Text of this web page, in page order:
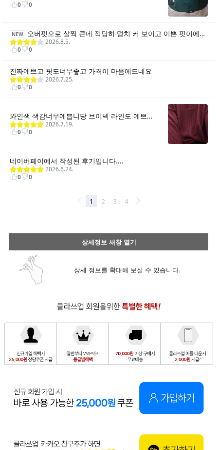
상세정보 새창 열기
상세 정보를 확대해 보실 수 있습니다.